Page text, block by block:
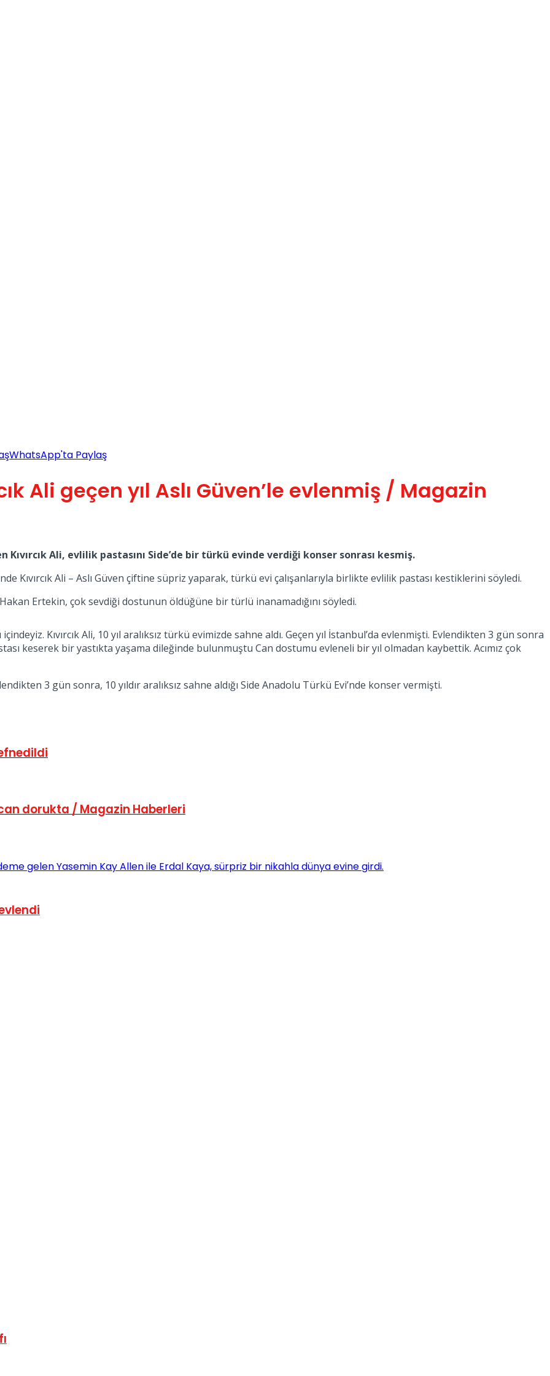
WhatsApp'ta Paylaş
Ali geçen yıl Aslı Güven’le evlenmiş / Magazin
Ali, evlilik pastasını Side’de bir türkü evinde verdiği konser sonrası kesmiş.
Kıvırcık Ali – Aslı Güven çiftine süpriz yaparak, türkü evi çalışanlarıyla birlikte evlilik pastası kestiklerini söyledi.
Hakan Ertekin, çok sevdiği dostunun öldüğüne bir türlü inanamadığını söyledi.
Kıvırcık Ali, 10 yıl aralıksız türkü evimizde sahne aldı. Geçen yıl İstanbul’da evlenmişti. Evlendikten 3 gün sonra
keserek bir yastıkta yaşama dileğinde bulunmuştu Can dostumu evleneli bir yıl olmadan kaybettik. Acımız çok
3 gün sonra, 10 yıldır aralıksız sahne aldığı Side Anadolu Türkü Evi’nde konser vermişti.
dorukta / Magazin Haberleri